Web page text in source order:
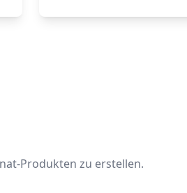
Produkten zu erstellen.